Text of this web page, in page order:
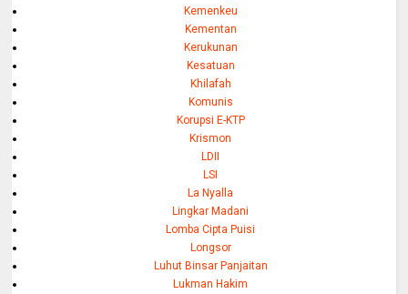
Kemenkeu
Kementan
Kerukunan
Kesatuan
Khilafah
Komunis
Korupsi E-KTP
Krismon
LDII
LSI
La Nyalla
Lingkar Madani
Lomba Cipta Puisi
Longsor
Luhut Binsar Panjaitan
Lukman Hakim